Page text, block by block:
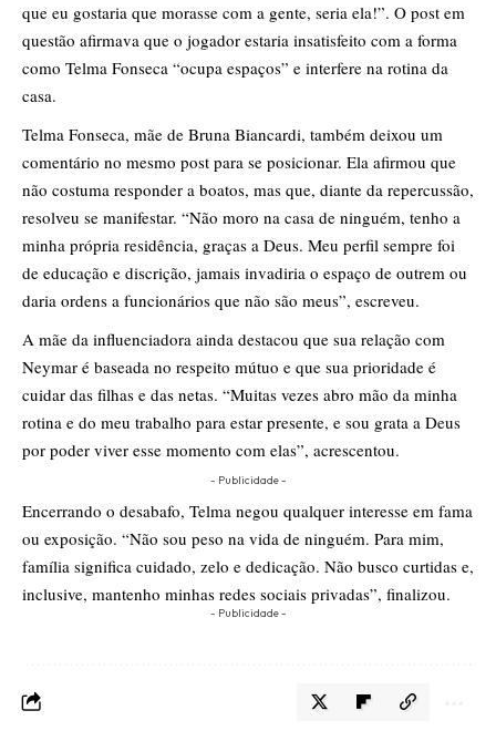
que eu gostaria que morasse com a gente, seria ela!”. O post em
questão afirmava que o jogador estaria insatisfeito com a forma
como Telma Fonseca “ocupa espaços” e interfere na rotina da
casa.
Telma Fonseca, mãe de Bruna Biancardi, também deixou um
comentário no mesmo post para se posicionar. Ela afirmou que
não costuma responder a boatos, mas que, diante da repercussão,
resolveu se manifestar. “Não moro na casa de ninguém, tenho a
minha própria residência, graças a Deus. Meu perfil sempre foi
de educação e discrição, jamais invadiria o espaço de outrem ou
daria ordens a funcionários que não são meus”, escreveu.
A mãe da influenciadora ainda destacou que sua relação com
Neymar é baseada no respeito mútuo e que sua prioridade é
cuidar das filhas e das netas. “Muitas vezes abro mão da minha
rotina e do meu trabalho para estar presente, e sou grata a Deus
por poder viver esse momento com elas”, acrescentou.
- Publicidade -
Encerrando o desabafo, Telma negou qualquer interesse em fama
ou exposição. “Não sou peso na vida de ninguém. Para mim,
família significa cuidado, zelo e dedicação. Não busco curtidas e,
inclusive, mantenho minhas redes sociais privadas”, finalizou.
- Publicidade -